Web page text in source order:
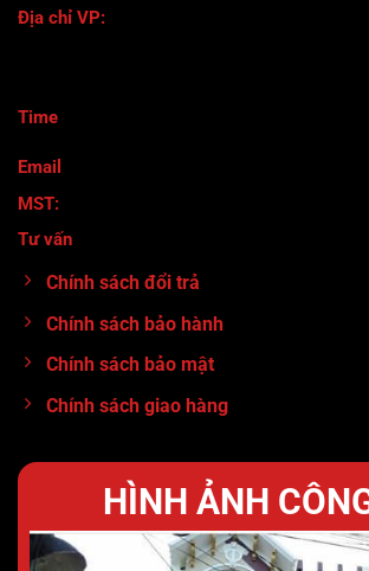
Địa chỉ VP:
Time
Email
MST:
Tư vấn
Chính sách đổi trả
Chính sách bảo hành
Chính sách bảo mật
Chính sách giao hàng
HÌNH ẢNH